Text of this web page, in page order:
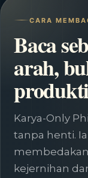
CARA
Baca
arah,
Karya-Only
tanpa henti.
kejernihan